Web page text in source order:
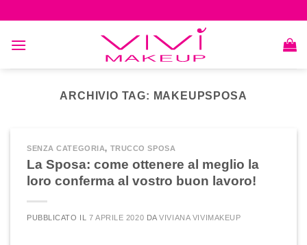
content
ARCHIVIO TAG: MAKEUPSPOSA
SENZA CATEGORIA, TRUCCO SPOSA
La Sposa: come ottenere al meglio la
loro conferma al vostro buon lavoro!
PUBBLICATO IL 7 APRILE 2020 DAVIVIANA VIVIMAKEUP